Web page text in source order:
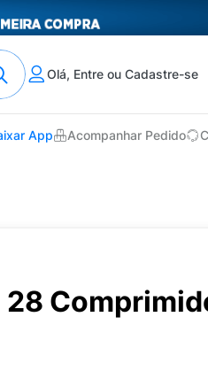
Olá, Entre ou Cadastre-se
App Acompanhar Pedido